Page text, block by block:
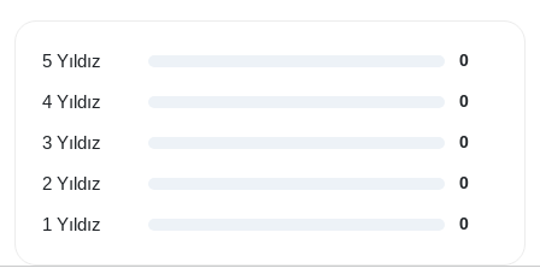
5 Yıldız 0
4 Yıldız 0
3 Yıldız 0
2 Yıldız 0
1 Yıldız 0